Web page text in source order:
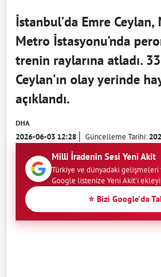
İstanbul’da Emre
Metro İstasyonu’nda
trenin raylarına atladı.
Ceylan’ın olay yerinde
açıklandı.
DHA
2026-06-03 12:28 Güncelleme Tarihi:
Milli İradenin Sesi Yeni Akit
Türkiye ve dünyadaki gelişmeleri
Google listenize Yeni Akit'i
⭐ Bizi Google'da